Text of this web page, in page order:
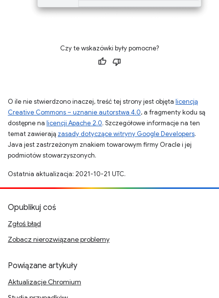
Czy te wskazówki były pomocne?
O ile nie stwierdzono inaczej, treść tej strony jest objęta licencją
Creative Commons – uznanie autorstwa 4.0, a fragmenty kodu są
dostępne na licencji Apache 2.0. Szczegółowe informacje na ten
temat zawierają zasady dotyczące witryny Google Developers.
Java jest zastrzeżonym znakiem towarowym firmy Oracle i jej
podmiotów stowarzyszonych.
Ostatnia aktualizacja: 2021-10-21 UTC.
Opublikuj coś
Zgłoś błąd
Zobacz nierozwiązane problemy
Powiązane artykuły
Aktualizacje Chromium